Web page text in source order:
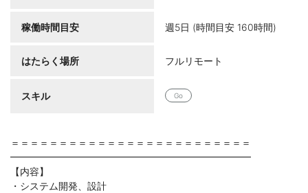
稼働時間目安 週5日 (時間目安 160時間)
はたらく場所 フルリモート
スキル Go
＝＝＝＝＝＝＝＝＝＝＝＝＝＝＝＝＝＝＝＝＝＝＝＝＝
━━━━━━━━━━━━━━━━━━━━━━━━━
【内容】
・システム開発、設計